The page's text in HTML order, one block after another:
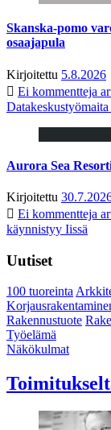
Skanska-pomo
osaajapula
Kirjoitettu 5.8.2026
Ei kommentteja
Aurora Sea
Kirjoitettu
Ei kommentteja
käynnistyy Iissä
Uutiset
100 tuoreinta
Rakennustuote
Työelämä
Näkökulmat